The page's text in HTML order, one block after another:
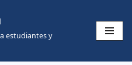
estudiantes y